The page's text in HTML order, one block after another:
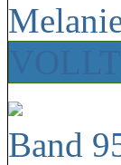
Band